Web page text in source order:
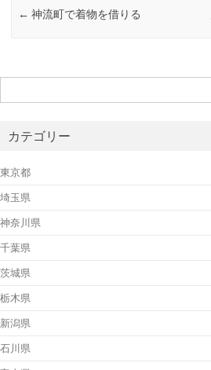
← 神流町で着物を借りる
索:
カテゴリー
東京都
埼玉県
神奈川県
千葉県
茨城県
栃木県
新潟県
石川県